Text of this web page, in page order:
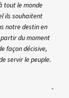
tout le monde
ils souhaitent
notre destin en
du moment
façon décisive,
servir le peuple.
-